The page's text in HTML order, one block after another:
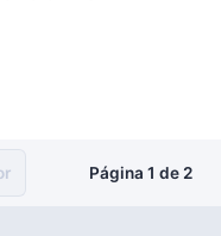
Página 1 de 2